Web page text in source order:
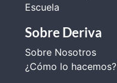
Escuela
Sobre Deriva
Sobre Nosotros
¿Cómo lo hacemos?